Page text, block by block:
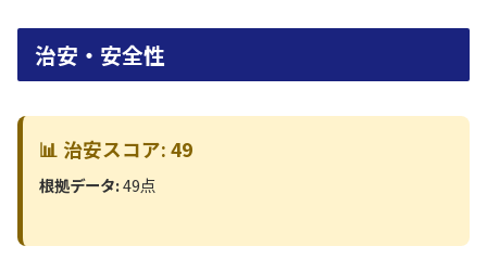
治安・安全性
📊 治安スコア: 49
根拠データ:49点